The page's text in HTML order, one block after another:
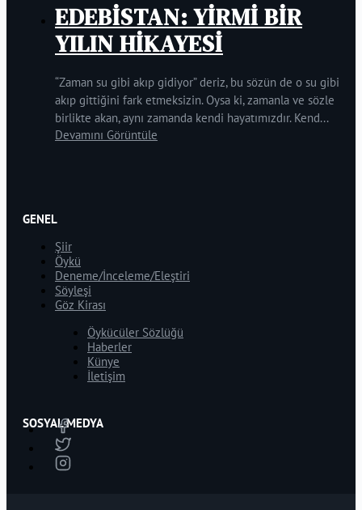
EDEBİSTAN: YİRMİ BİR
YILIN HİKAYESİ
“Zaman su gibi akıp gidiyor” deriz, bu sözün de o su gibi
akıp gittiğini fark etmeksizin. Oysa ki, zamanla ve sözle
birlikte akan, aynı zamanda kendi hayatımızdır. Kend...
Devamını Görüntüle
GENEL
Şiir
Öykü
Deneme/İnceleme/Eleştiri
Söyleşi
Göz Kirası
Öykücüler Sözlüğü
Haberler
Künye
İletişim
SOSYAL MEDYA